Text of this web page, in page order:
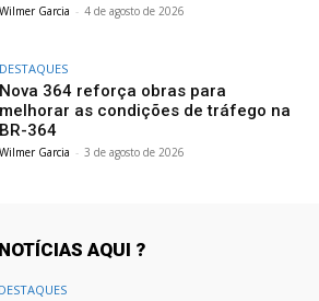
Wilmer Garcia - 4 de agosto de 2026
DESTAQUES
Nova 364 reforça obras para
melhorar as condições de tráfego na
BR-364
Wilmer Garcia - 3 de agosto de 2026
AQUI ?
DESTAQUES